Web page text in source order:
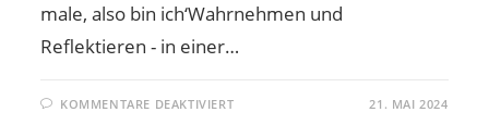
male, also bin ich‘Wahrnehmen und
Reflektieren - in einer…
KOMMENTARE DEAKTIVIERT 21. MAI 2024